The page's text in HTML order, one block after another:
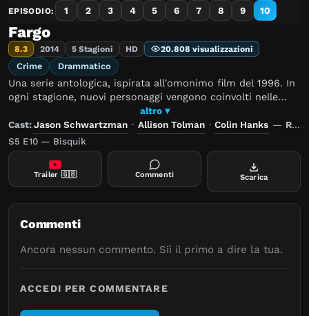
EPISODIO: 1 2 3 4 5 6 7 8 9 10
Fargo
8.3 2014 5 Stagioni HD 20.808 visualizzazioni
Crime Drammatico
Una serie antologica, ispirata all'omonimo film del 1996. In
ogni stagione, nuovi personaggi vengono coinvolti nelle
indagini per omicidio in diverse città del Midwest, con
crimini apparentemente non correlati tra loro.
altro ▾
Cast:Jason Schwartzman · Allison Tolman · Colin Hanks — Regia:
S5 E10 — Bisquik
Trailer 🇬🇧 Commenti Scarica
Commenti
Ancora nessun commento. Sii il primo a dire la tua.
ACCEDI PER COMMENTARE